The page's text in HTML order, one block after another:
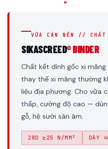
VỮA CÁN NỀN //
SIKASCREED® BINDER
Chất kết dính gốc xi
thay thế xi măng thường
liệu địa phương. Cho vữa
thấp, cường độ cao —
gỗ, hệ sưởi sàn âm.
28D ≥25 N/MM² DÀY